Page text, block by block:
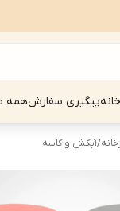
خانهپیگیری سفارشهمه
/آبکش و کاسه